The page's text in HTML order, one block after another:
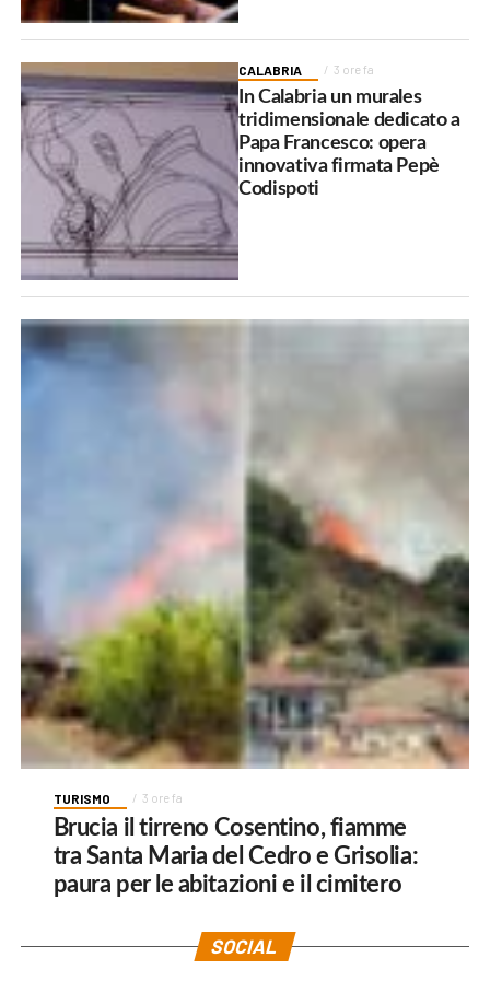
CALABRIA 3 ore fa
In Calabria un murales
tridimensionale dedicato a
Papa Francesco: opera
innovativa firmata Pepè
Codispoti
TURISMO 3 ore fa
Brucia il tirreno Cosentino, fiamme
tra Santa Maria del Cedro e Grisolia:
paura per le abitazioni e il cimitero
SOCIAL